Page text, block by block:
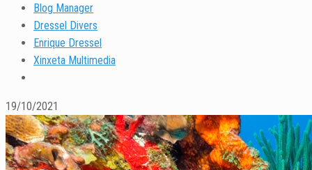
Blog Manager
Dressel Divers
Enrique Dressel
Xinxeta Multimedia
19/10/2021